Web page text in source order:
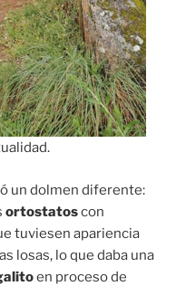
un dolmen diferente:
ortostatoscon
tuviesen apariencia
losas, lo que daba una
en proceso de